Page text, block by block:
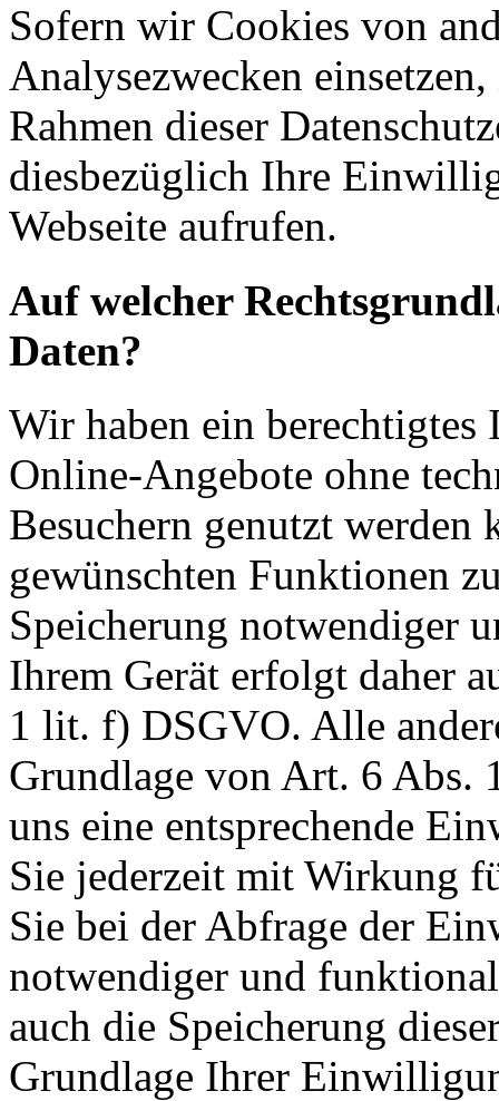
Sofern wir Cookies von
Analysezwecken
Rahmen dieser
diesbezüglich Ihre
Webseite aufrufen.
Auf welcher
Daten?
Wir haben ein berechtigtes
Online-Angebote ohne
Besuchern genutzt werden
gewünschten Funktionen
Speicherung notwendiger
Ihrem Gerät erfolgt daher
1 lit. f) DSGVO. Alle
Grundlage von Art. 6 Abs.
uns eine entsprechende
Sie jederzeit mit Wirkung
Sie bei der Abfrage der
notwendiger und
auch die Speicherung
Grundlage Ihrer